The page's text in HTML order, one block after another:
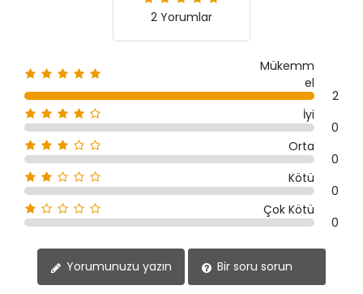
2 Yorumlar
Mükemm
el
2
İyi
0
Orta
0
Kötü
0
Çok Kötü
0
Yorumunuzu yazın Bir soru sorun